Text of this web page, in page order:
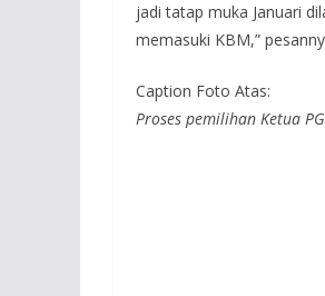
jadi tatap muka Januari
memasuki KBM,”
Caption Foto Atas:
Proses pemilihan Ketua